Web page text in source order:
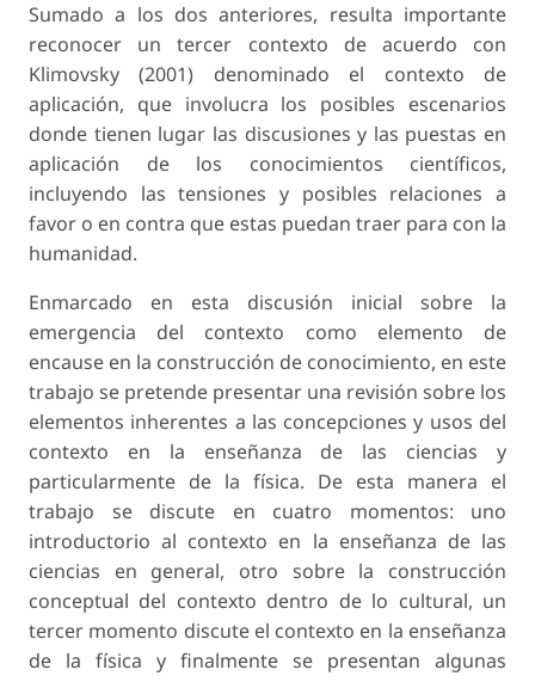
Sumado a los dos anteriores, resulta importante
reconocer un tercer contexto de acuerdo con
Klimovsky (2001) denominado el contexto de
aplicación, que involucra los posibles escenarios
donde tienen lugar las discusiones y las puestas en
aplicación de los conocimientos científicos,
incluyendo las tensiones y posibles relaciones a
favor o en contra que estas puedan traer para con la
humanidad.
Enmarcado en esta discusión inicial sobre la
emergencia del contexto como elemento de
encause en la construcción de conocimiento, en este
trabajo se pretende presentar una revisión sobre los
elementos inherentes a las concepciones y usos del
contexto en la enseñanza de las ciencias y
particularmente de la física. De esta manera el
trabajo se discute en cuatro momentos: uno
introductorio al contexto en la enseñanza de las
ciencias en general, otro sobre la construcción
conceptual del contexto dentro de lo cultural, un
tercer momento discute el contexto en la enseñanza
de la física y finalmente se presentan algunas